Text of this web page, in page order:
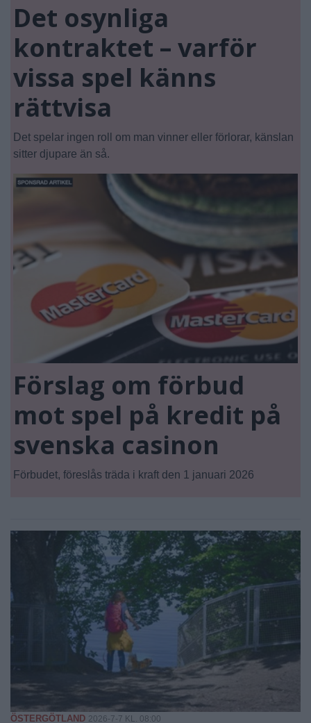
Det osynliga
kontraktet – varför
vissa spel känns
rättvisa
Det spelar ingen roll om man vinner eller förlorar, känslan
sitter djupare än så.
Förslag om förbud
mot spel på kredit på
svenska casinon
Förbudet, föreslås träda i kraft den 1 januari 2026
ÖSTERGÖTLAND 2026-7-7 KL. 08:00